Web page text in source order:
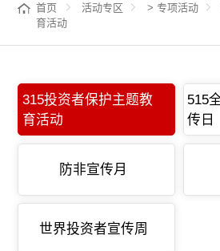
首页 活动专区 > 专项活动
育活动
315投资者保护主题教
育活动
515
传日
防非宣传月
世界投资者宣传周